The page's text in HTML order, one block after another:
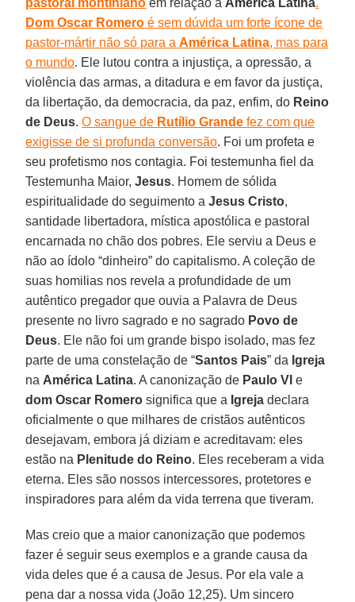
Dom Oscar Romero é sem dúvida um forte ícone de
pastor-mártir não só para aAmérica Latina, mas para
o mundo. Ele lutou contra a injustiça, a opressão, a
violência das armas, a ditadura e em favor da justiça,
da libertação, da democracia, da paz, enfim, do Reino
de Deus.O sangue de Rutílio Grande fez com que
exigisse de si profunda conversão. Foi um profeta e
seu profetismo nos contagia. Foi testemunha fiel da
Testemunha Maior,Jesus. Homem de sólida
espiritualidade do seguimento aJesus Cristo,
santidade libertadora, mística apostólica e pastoral
encarnada no chão dos pobres. Ele serviu a Deus e
não ao ídolo “dinheiro” do capitalismo. A coleção de
suas homilias nos revela a profundidade de um
autêntico pregador que ouvia a Palavra de Deus
presente no livro sagrado e no sagrado Povo de
Deus. Ele não foi um grande bispo isolado, mas fez
parte de uma constelação de “Santos Pais” da Igreja
na América Latina. A canonização de Paulo VI e
dom Oscar Romero significa que a Igreja declara
oficialmente o que milhares de cristãos autênticos
desejavam, embora já diziam e acreditavam: eles
estão na Plenitude do Reino. Eles receberam a vida
eterna. Eles são nossos intercessores, protetores e
inspiradores para além da vida terrena que tiveram.
Mas creio que a maior canonização que podemos
fazer é seguir seus exemplos e a grande causa da
vida deles que é a causa de Jesus. Por ela vale a
pena dar a nossa vida (João 12,25). Um sincero